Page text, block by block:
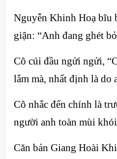
Nguyễn Khinh Hoạ bĩu
giận: “Anh đang ghét
Cô cúi đầu ngửi ngửi,
lắm mà, nhất định là do
Cô nhắc đến chính là
người anh toàn mùi
Căn bản Giang Hoài